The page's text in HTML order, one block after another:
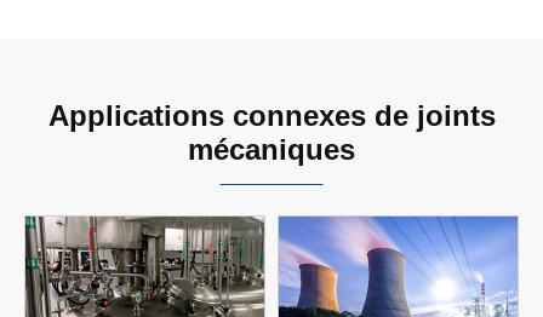
Applications connexes de joints
mécaniques